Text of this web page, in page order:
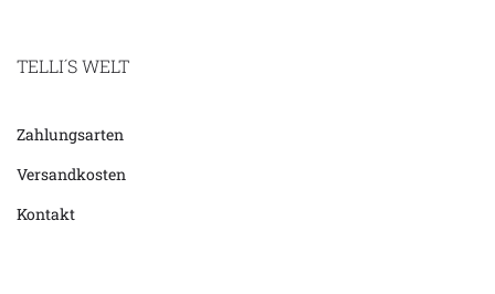
TELLI´S WELT
Zahlungsarten
Versandkosten
Kontakt